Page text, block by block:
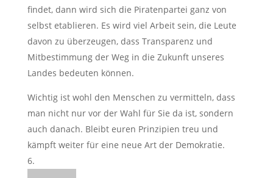
findet, dann wird sich die Piratenpartei ganz von
selbst etablieren. Es wird viel Arbeit sein, die Leute
davon zu überzeugen, dass Transparenz und
Mitbestimmung der Weg in die Zukunft unseres
Landes bedeuten können.
Wichtig ist wohl den Menschen zu vermitteln, dass
man nicht nur vor der Wahl für Sie da ist, sondern
auch danach. Bleibt euren Prinzipien treu und
kämpft weiter für eine neue Art der Demokratie.